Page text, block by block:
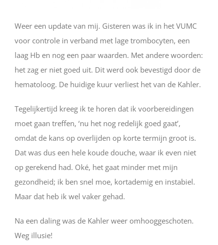
Weer een update van mij. Gisteren was ik in het VUMC
voor controle in verband met lage trombocyten, een
laag Hb en nog een paar waarden. Met andere woorden:
het zag er niet goed uit. Dit werd ook bevestigd door de
hematoloog. De huidige kuur verliest het van de Kahler.
Tegelijkertijd kreeg ik te horen dat ik voorbereidingen
moet gaan treffen, ‘nu het nog redelijk goed gaat’,
omdat de kans op overlijden op korte termijn groot is.
Dat was dus een hele koude douche, waar ik even niet
op gerekend had. Oké, het gaat minder met mijn
gezondheid; ik ben snel moe, kortademig en instabiel.
Maar dat heb ik wel vaker gehad.
Na een daling was de Kahler weer omhooggeschoten.
Weg illusie!